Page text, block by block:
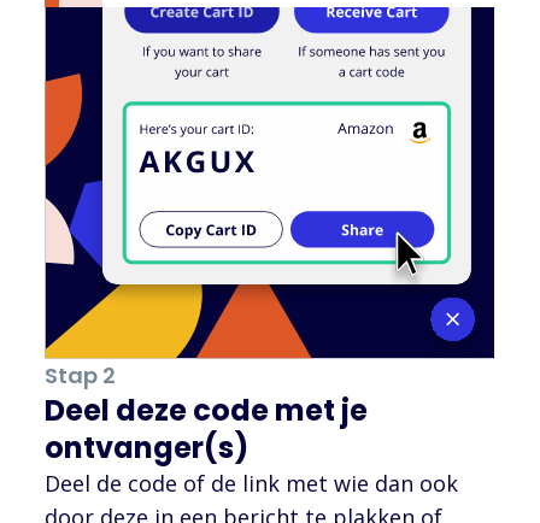
Stap 2
Deel deze code met je
ontvanger(s)
Deel de code of de link met wie dan ook
door deze in een bericht te plakken of